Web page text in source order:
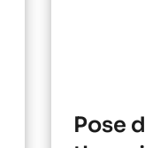
Pose